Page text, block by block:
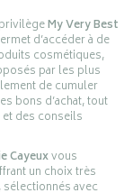
My Very Best
d’accéder à de
cosmétiques,
par les plus
de cumuler
bons d’achat, tout
des conseils
Cayeuxvous
un choix très
sélectionnés avec